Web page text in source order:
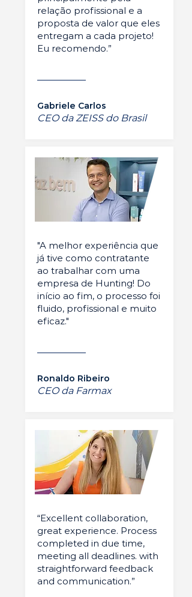
relação profissional e a
proposta de valor que eles
entregam a cada projeto!
Eu recomendo.”
Gabriele Carlos
CEO da ZEISS do Brasil
"A melhor experiência que
já tive como contratante
ao trabalhar com uma
empresa de Hunting! Do
início ao fim, o processo foi
fluido, profissional e muito
eficaz."
Ronaldo Ribeiro
CEO da Farmax
“Excellent collaboration,
great experience. Process
completed in due time,
meeting all deadlines. with
straightforward feedback
and communication.”